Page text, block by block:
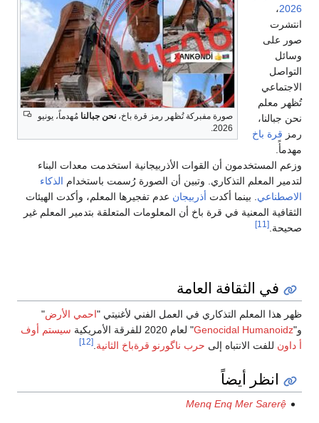
صورة مفبركة تُظهر رمز قرة باخ، نحن جبالنا مُهدماً، يونيو
2026.
2026،
انتشرت
صور على
وسائل
التواصل
الاجتماعي
تُظهر معلم
نحن جبالنا،
رمز قرة باخ
مهدمأً.
وزعم المستخدمون أن القوات الأذربيجانية استخدمت معدات البناء
لتدمير المعلم التذكاري. وتبين أن الصورة رُسمت باستخدام الذكاء
الاصطناعي. بينما أكدت أذربيجان عدم تفجيرها المعلم، وأكدت الهيئات
الثقافية المعنية في قرة باخ أن المعلومات المتعلقة بتدمير المعلم غير
صحيحة.[11]
في الثقافة العامة
ظهر هذا المعلم التذكاري في العمل الفني لأغنيتي "احمي الأرض"
و"Genocidal Humanoidz" لعام 2020 للفرقة الأمريكية
سيستم أوف
أ داون للفت الانتباه إلى حرب ناگورنو قرةباخ الثانية [12]
انظر أيضاً
Menq Enq Mer Sarerệ